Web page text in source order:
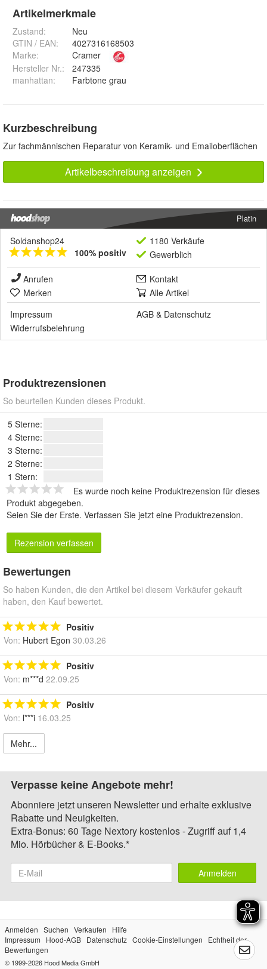
Artikelmerkmale
Zustand:
Neu
GTIN / EAN:
4027316168503
Marke:
Cramer
Hersteller Nr.:
247335
manhattan: Farbtone grau
Kurzbeschreibung
Zur fachmännischen Reparatur von Keramik- und Emailoberflächen
Artikelbeschreibung anzeigen
Platin
Soldanshop24
100% positiv
1180 Verkäufe
Gewerblich
Anrufen
Kontakt
Merken
Alle Artikel
Impressum
AGB & Datenschutz
Widerrufsbelehrung
Produktrezensionen
So beurteilen Kunden dieses Produkt.
5 Sterne:
4 Sterne:
3 Sterne:
2 Sterne:
1 Stern:
Es wurde noch keine Produktrezension für dieses
Produkt abgegeben.
Seien Sie der Erste. Verfassen Sie jetzt eine Produktrezension.
Rezension verfassen
Bewertungen
So haben Kunden, die den Artikel bei diesem Verkäufer gekauft
haben, den Kauf bewertet.
Positiv
Von: Hubert Egon 30.03.26
Positiv
Von: m***d 22.09.25
Positiv
Von: l***i 16.03.25
Mehr...
Verpasse keine Angebote mehr!
Abonniere jetzt unseren Newsletter und erhalte exklusive
Rabatte und Neuigkeiten.
Extra-Bonus: 60 Tage Nextory kostenlos - Zugriff auf 1,4
Mio. Hörbücher & E-Books.*
Anmelden
Anmelden Suchen Verkaufen
Hilfe
Impressum
Hood-AGB Datenschutz Cookie-Einstellungen
Echtheit der
Bewertungen
© 1999-2026 Hood Media GmbH